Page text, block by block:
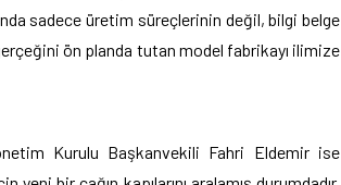
sadece üretim süreçlerinin değil, bilgi belge
ön planda tutan model fabrikayı ilimize
Kurulu Başkanvekili Fahri Eldemir ise